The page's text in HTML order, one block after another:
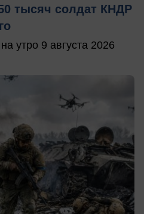
тысяч солдат КНДР
утро 9 августа 2026